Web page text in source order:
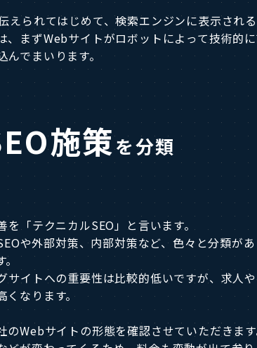
えられてはじめて、検索エンジンに表示され
まずWebサイトがロボットによって技術的
でまいります。
施策を分類
を「テクニカルSEO」と言います。
や外部対策、内部対策など、色々と分類が
サイトへの重要性は比較的低いですが、求人
くなります。
Webサイトの形態を確認させていただきま